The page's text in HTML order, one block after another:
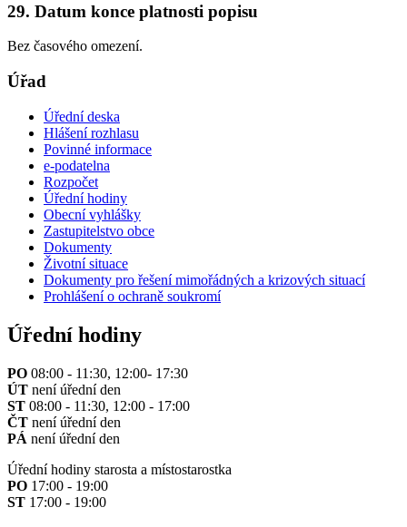
29. Datum konce platnosti popisu
Bez časového omezení.
Úřad
Úřední deska
Hlášení rozhlasu
Povinné informace
e-podatelna
Rozpočet
Úřední hodiny
Obecní vyhlášky
Zastupitelstvo obce
Dokumenty
Životní situace
Dokumenty pro řešení mimořádných a krizových situací
Prohlášení o ochraně soukromí
Úřední hodiny
PO 08:00 - 11:30, 12:00- 17:30
ÚT není úřední den
ST 08:00 - 11:30, 12:00 - 17:00
ČT není úřední den
PÁ není úřední den
Úřední hodiny starosta a místostarostka
PO 17:00 - 19:00
ST 17:00 - 19:00